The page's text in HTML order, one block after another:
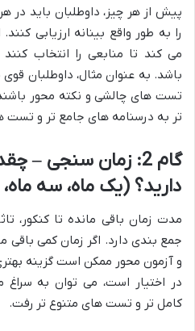
پیش از هر چیز، داوطلبان باید
را به طور واقع بینانه ارزیابی
می کند تا منابعی را انتخاب
باشد. به عنوان مثال، داوطلبان
تست های چالشی و نکته محور
تر به درسنامه های جامع تر و تست
گام 2: زمان سنجی –
دارید؟ (یک ماه، سه
مدت زمان باقی مانده تا کنکور،
جمع بندی دارد. اگر زمان کمی باقی
و آزمون محور ممکن است گزینه
در اختیار است، می توان به سراغ
کامل تر و تست های متنوع تر رفت.